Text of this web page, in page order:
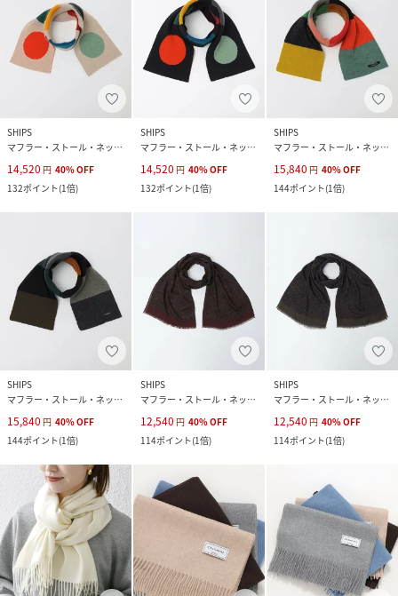
SHIPS
マフラー・ストール・ネックウォーマー
14,520 円 40%OFF
132ポイント(1倍)
SHIPS
マフラー・ストール・ネックウォーマー
14,520 円 40%OFF
132ポイント(1倍)
SHIPS
マフラー・ストール・ネックウォーマー
15,840 円 40%OFF
144ポイント(1倍)
SHIPS
マフラー・ストール・ネックウォーマー
15,840 円 40%OFF
144ポイント(1倍)
SHIPS
マフラー・ストール・ネックウォーマー
12,540 円 40%OFF
114ポイント(1倍)
SHIPS
マフラー・ストール・ネックウォーマー
12,540 円 40%OFF
114ポイント(1倍)